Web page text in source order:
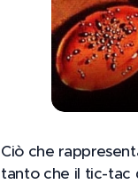
Ciò che
tanto che il tic-tac